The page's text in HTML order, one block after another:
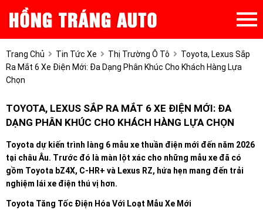
Trang Chủ Tin Tức Xe Thị Trường Ô Tô
Toyota, Lexus Sắp
Ra Mắt 6 Xe Điện Mới: Đa Dạng Phân Khúc Cho Khách Hàng Lựa
Chọn
TOYOTA, LEXUS SẮP RA MẮT 6 XE ĐIỆN MỚI: ĐA
DẠNG PHÂN KHÚC CHO KHÁCH HÀNG LỰA CHỌN
Toyota dự kiến trình làng 6 mẫu xe thuần điện mới đến năm 2026
tại châu Âu. Trước đó là màn lột xác cho những mẫu xe đã có
gồm Toyota bZ4X, C-HR+ và Lexus RZ, hứa hẹn mang đến trải
nghiệm lái xe điện thú vị hơn.
Toyota Tăng Tốc Điện Hóa Với Loạt Mẫu Xe Mới